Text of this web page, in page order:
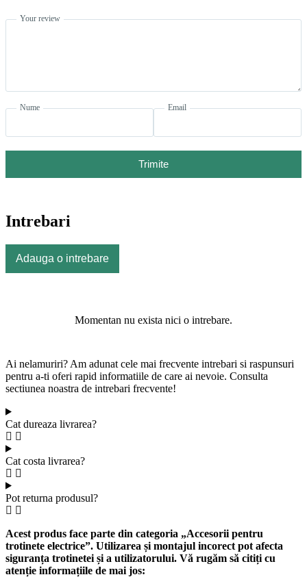
Your review
Nume Email
Trimite
Intrebari
Adauga o intrebare
Momentan nu exista nici o intrebare.
Ai nelamuriri? Am adunat cele mai frecvente intrebari si raspunsuri
pentru a-ti oferi rapid informatiile de care ai nevoie. Consulta
sectiunea noastra de intrebari frecvente!
Cat dureaza livrarea?
Cat costa livrarea?
Pot returna produsul?
Acest produs face parte din categoria „Accesorii pentru
trotinete electrice”. Utilizarea și montajul incorect pot afecta
siguranța trotinetei și a utilizatorului. Vă rugăm să citiți cu
atenție informațiile de mai jos: